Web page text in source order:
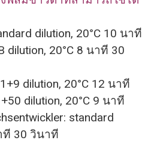
dilution, 20°C 10 นาที
dilution, 20°C 8 นาที 30
dilution, 20°C 12 นาที
dilution, 20°C 9 นาที
standard
ที 30 วินาที